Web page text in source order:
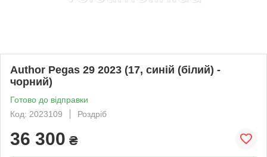
Author Pegas 29 2023 (17, синій (білий) -
чорний)
Готово до відправки
Код: 2023109
Роздріб
36 300 ₴